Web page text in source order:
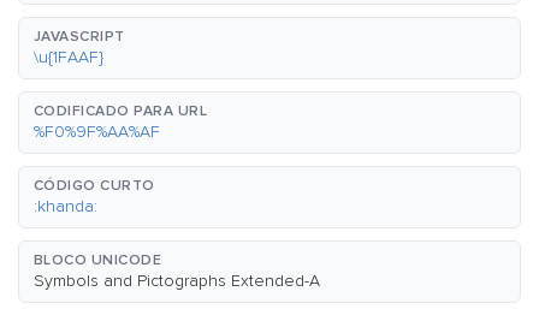
JAVASCRIPT
\u{1FAAF}
CODIFICADO PARA URL
%F0%9F%AA%AF
CÓDIGO CURTO
:khanda:
BLOCO UNICODE
Symbols and Pictographs Extended-A